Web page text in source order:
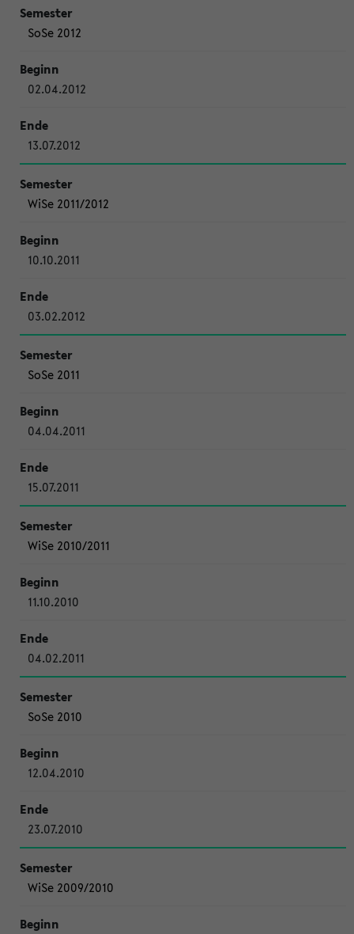
SoSe 2012
02.04.2012
13.07.2012
WiSe 2011/2012
10.10.2011
03.02.2012
SoSe 2011
04.04.2011
15.07.2011
WiSe 2010/2011
11.10.2010
04.02.2011
SoSe 2010
12.04.2010
23.07.2010
WiSe 2009/2010